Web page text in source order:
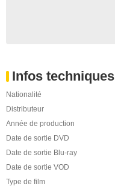
Infos techniques
Nationalité
Distributeur
Année de production
Date de sortie DVD
Date de sortie Blu-ray
Date de sortie VOD
Type de film